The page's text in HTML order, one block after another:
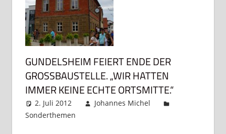
GUNDELSHEIM FEIERT ENDE DER
GROSSBAUSTELLE. „WIR HATTEN I
MMER KEINE ECHTE ORTSMITTE.“
2. Juli 2012
Johannes Michel
Sonderthemen